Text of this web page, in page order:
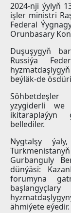
2024-nji ýylyň
işler ministri
Federal
Orunbasary
Duşuşygyň
Russiýa
beýläk-de
yzygiderli we
ikitaraplaýyn
bellediler.
Nygtalşy
Gurbanguly
dünýäsi:
forumyna
ähmiýete eýedir.